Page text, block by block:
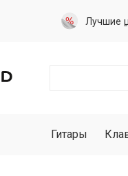
Лучшие
Гитары